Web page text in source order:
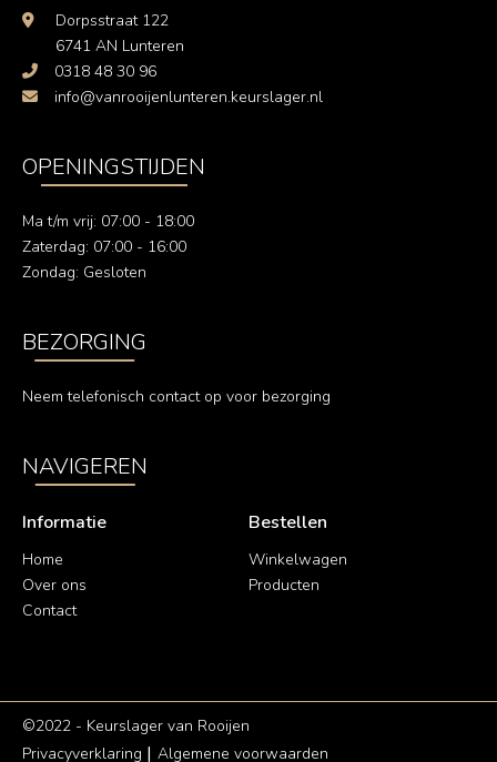
Dorpsstraat 122
6741 AN Lunteren
0318 48 30 96
info@vanrooijenlunteren.keurslager.nl
OPENINGSTIJDEN
Ma t/m vrij: 07:00 - 18:00
Zaterdag: 07:00 - 16:00
Zondag: Gesloten
BEZORGING
Neem telefonisch contact op voor bezorging
NAVIGEREN
Informatie
Home
Over ons
Contact
Bestellen
Winkelwagen
Producten
©2022 - Keurslager van Rooijen
Privacyverklaring
Algemene voorwaarden